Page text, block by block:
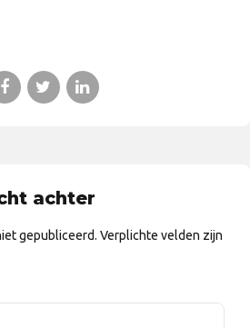
achter
gepubliceerd. Verplichte velden zijn